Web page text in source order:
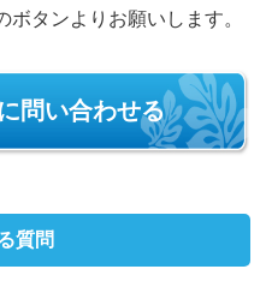
タンよりお願いします。
問い合わせる
質問